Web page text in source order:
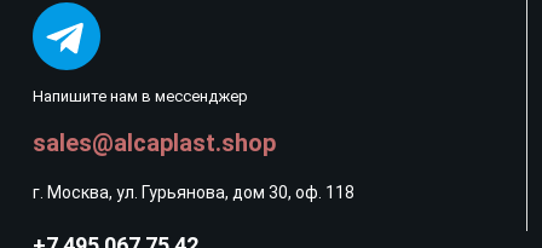
Напишите нам в мессенджер
sales@alcaplast.shop
г. Москва, ул. Гурьянова, дом 30, оф. 118